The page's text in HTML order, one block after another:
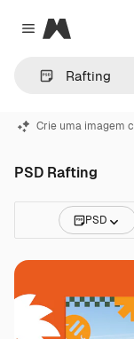
Close menu
Magnific
Crie uma imagem
PSD Rafting
PSD